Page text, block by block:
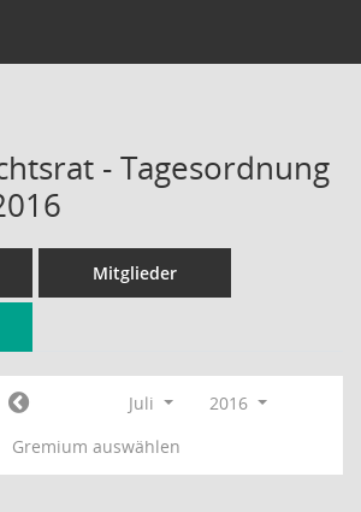
- Tagesordnung
Mitglieder
Juli
2016
Gremium auswählen